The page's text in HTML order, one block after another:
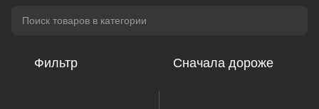
Фильтр Сначала дороже